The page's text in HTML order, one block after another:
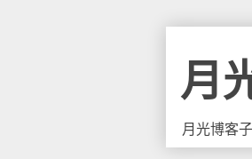
月
月光博客